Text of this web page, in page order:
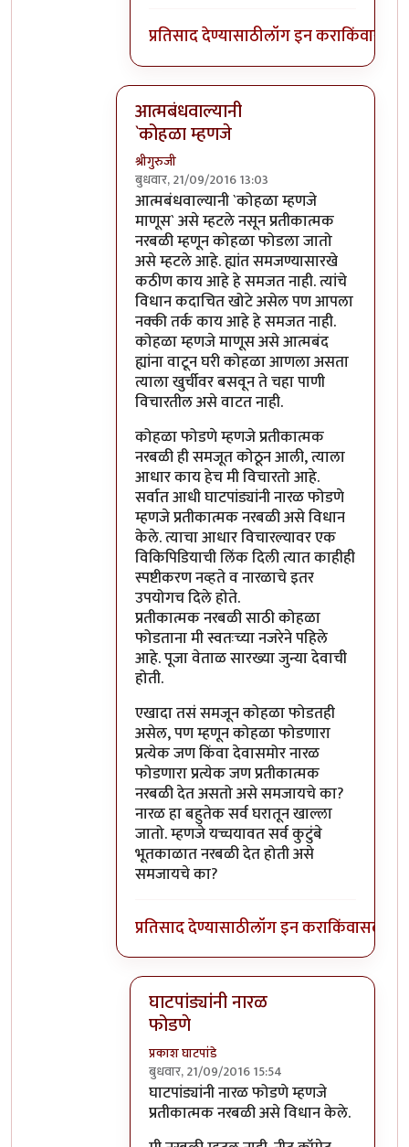
प्रतिसाद देण्यासाठीलॉग इन कराकिंवा
आत्मबंधवाल्यानी
`कोहळा म्हणजे
श्रीगुरुजी
बुधवार, 21/09/2016 13:03
In reply toआत्मबंधवाल्यानी `कोहळा म्हणजे
आत्मबंधवाल्यानी `कोहळा म्हणजे
माणूस` असे म्हटले नसून प्रतीकात्मक
नरबळी म्हणून कोहळा फोडला जातो
असे म्हटले आहे. ह्यांत समजण्यासारखे
कठीण काय आहे हे समजत नाही. त्यांचे
विधान कदाचित खोटे असेल पण आपला
नक्की तर्क काय आहे हे समजत नाही.
कोहळा म्हणजे माणूस असे आत्मबंद
ह्यांना वाटून घरी कोहळा आणला असता
त्याला खुर्चीवर बसवून ते चहा पाणी
विचारतील असे वाटत नाही.
कोहळा फोडणे म्हणजे प्रतीकात्मक
नरबळी ही समजूत कोठून आली, त्याला
आधार काय हेच मी विचारतो आहे.
सर्वात आधी घाटपांड्यांनी नारळ फोडणे
म्हणजे प्रतीकात्मक नरबळी असे विधान
केले. त्याचा आधार विचारल्यावर एक
विकिपिडियाची लिंक दिली त्यात काहीही
स्पष्टीकरण नव्हते व नारळाचे इतर
उपयोगच दिले होते.
प्रतीकात्मक नरबळी साठी कोहळा
फोडताना मी स्वतःच्या नजरेने पहिले
आहे. पूजा वेताळ सारख्या जुन्या देवाची
होती.
एखादा तसं समजून कोहळा फोडतही
असेल, पण म्हणून कोहळा फोडणारा
प्रत्येक जण किंवा देवासमोर नारळ
फोडणारा प्रत्येक जण प्रतीकात्मक
नरबळी देत असतो असे समजायचे का?
नारळ हा बहुतेक सर्व घरातून खाल्ला
जातो. म्हणजे यच्चयावत सर्व कुटुंबे
भूतकाळात नरबळी देत होती असे
समजायचे का?
प्रतिसाद देण्यासाठीलॉग इन कराकिंवासदस्य
घाटपांड्यांनी नारळ
फोडणे
प्रकाश घाटपांडे
बुधवार, 21/09/2016 15:54
In reply toआत्मबंधवाल्यानी `कोहळा म्हणजे
घाटपांड्यांनी नारळ फोडणे म्हणजे
प्रतीकात्मक नरबळी असे विधान केले.